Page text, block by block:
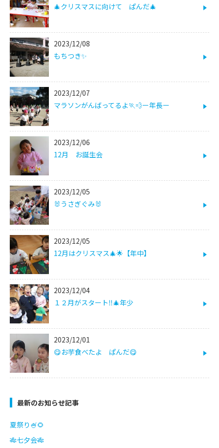
🎄クリスマスに向けて ぱんだ🎄
2023/12/08
もちつき✨
2023/12/07
マラソンがんばってるよ🏃💨ー年長ー
2023/12/06
12月 お誕生会
2023/12/05
🐰うさぎぐみ🐰
2023/12/05
12月はクリスマス🎄🌟【年中】
2023/12/04
１２月がスタート‼🎄年少
2023/12/01
😋お芋食べたよ ぱんだ😋
最新のお知らせ記事
夏祭り🍧🌻
🎋七夕会🎋